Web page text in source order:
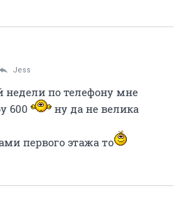
Jess
недели по телефону мне
600
ну да не велика
первого этажа то